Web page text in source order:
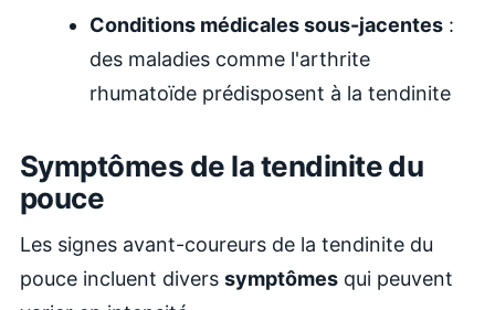
Conditions médicales sous-jacentes :
des maladies comme l'arthrite
rhumatoïde prédisposent à la tendinite
Symptômes de la tendinite du
pouce
Les signes avant-coureurs de la tendinite du
pouce incluent divers symptômes qui peuvent